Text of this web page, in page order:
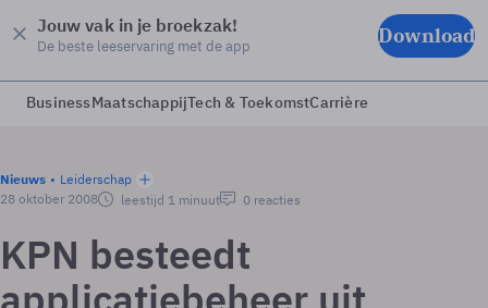
Jouw vak in je broekzak!
De beste leeservaring met de app Download
BusinessMaatschappijTech & ToekomstCarrière
Nieuws
Leiderschap
28 oktober 2008
leestijd 1 minuut 0 reacties
KPN besteedt